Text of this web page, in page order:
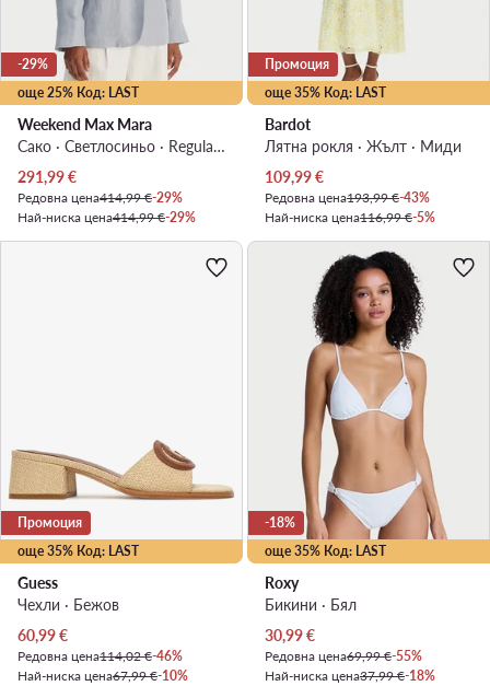
още 25% Код: LAST
-29%
Weekend Max Mara
Сако · Светлосиньо · Regular Fit
Актуална цена
291,99€
Редовна цена414,99 €-29%
Най-ниска цена414,99 €-29%
още 35% Код: LAST
Промоция
Bardot
Лятна рокля · Жълт · Миди
Актуална цена
109,99€
Редовна цена193,99 €-43%
Най-ниска цена116,99 €-5%
още 35% Код: LAST
Промоция
Guess
Чехли · Бежов
Актуална цена
60,99€
Редовна цена114,02 €-46%
Най-ниска цена67,99 €-10%
още 35% Код: LAST
-18%
Roxy
Бикини · Бял
Актуална цена
30,99€
Редовна цена69,99 €-55%
Най-ниска цена37,99 €-18%